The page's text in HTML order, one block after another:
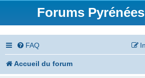
Forums
FAQ
Accueil du forum